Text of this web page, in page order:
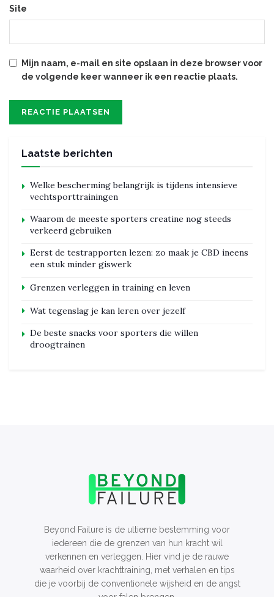
Site
Mijn naam, e-mail en site opslaan in deze browser voor
de volgende keer wanneer ik een reactie plaats.
Laatste berichten
Welke bescherming belangrijk is tijdens intensieve
vechtsporttrainingen
Waarom de meeste sporters creatine nog steeds
verkeerd gebruiken
Eerst de testrapporten lezen: zo maak je CBD ineens
een stuk minder giswerk
Grenzen verleggen in training en leven
Wat tegenslag je kan leren over jezelf
De beste snacks voor sporters die willen
droogtrainen
Beyond Failure is de ultieme bestemming voor
iedereen die de grenzen van hun kracht wil
verkennen en verleggen. Hier vind je de rauwe
waarheid over krachttraining, met verhalen en tips
die je voorbij de conventionele wijsheid en de angst